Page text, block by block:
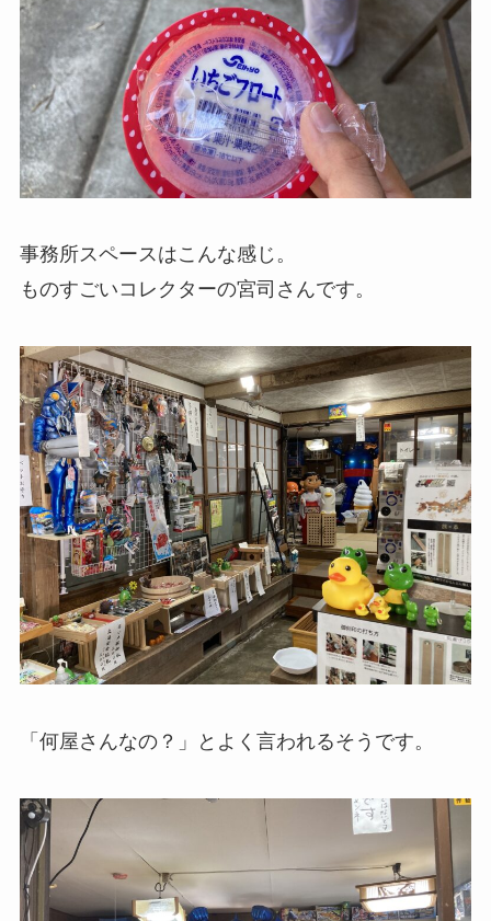
事務所スペースはこんな感じ。
ものすごいコレクターの宮司さんです。
「何屋さんなの？」とよく言われるそうです。